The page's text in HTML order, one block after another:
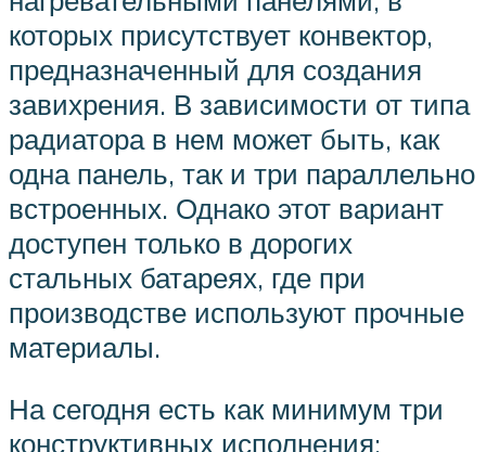
которых присутствует конвектор,
предназначенный для создания
завихрения. В зависимости от типа
радиатора в нем может быть, как
одна панель, так и три параллельно
встроенных. Однако этот вариант
доступен только в дорогих
стальных батареях, где при
производстве используют прочные
материалы.
На сегодня есть как минимум три
конструктивных исполнения: